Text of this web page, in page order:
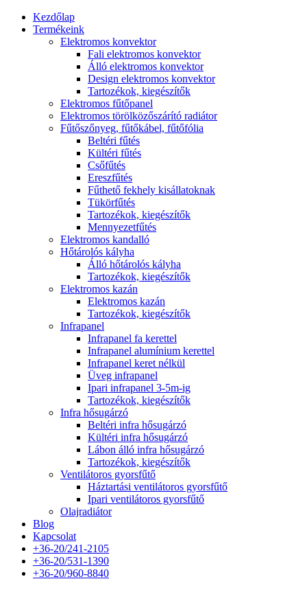
Kezdőlap
Termékeink
Elektromos konvektor
Fali elektromos konvektor
Álló elektromos konvektor
Design elektromos konvektor
Tartozékok, kiegészítők
Elektromos fűtőpanel
Elektromos törölközőszárító radiátor
Fűtőszőnyeg, fűtőkábel, fűtőfólia
Beltéri fűtés
Kültéri fűtés
Csőfűtés
Ereszfűtés
Fűthető fekhely kisállatoknak
Tükörfűtés
Tartozékok, kiegészítők
Mennyezetfűtés
Elektromos kandalló
Hőtárolós kályha
Álló hőtárolós kályha
Tartozékok, kiegészítők
Elektromos kazán
Elektromos kazán
Tartozékok, kiegészítők
Infrapanel
Infrapanel fa kerettel
Infrapanel alumínium kerettel
Infrapanel keret nélkül
Üveg infrapanel
Ipari infrapanel 3-5m-ig
Tartozékok, kiegészítők
Infra hősugárzó
Beltéri infra hősugárzó
Kültéri infra hősugárzó
Lábon álló infra hősugárzó
Tartozékok, kiegészítők
Ventilátoros gyorsfűtő
Háztartási ventilátoros gyorsfűtő
Ipari ventilátoros gyorsfűtő
Olajradiátor
Blog
Kapcsolat
+36-20/241-2105
+36-20/531-1390
+36-20/960-8840